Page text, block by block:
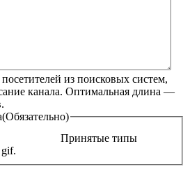
из поисковых систем,
канала. Оптимальная длина —
(Обязательно)
Принятые типы